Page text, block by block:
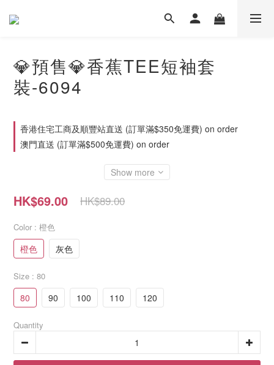
💎預售💎香蕉TEE短袖套
裝-6094
香港住宅工商及順豐站直送 (訂單滿$350免運費) on order
澳門直送 (訂單滿$500免運費) on order
Show more
HK$69.00 HK$89.00
Color : 橙色
橙色 灰色
Size : 80
80 90 100 110 120
Quantity